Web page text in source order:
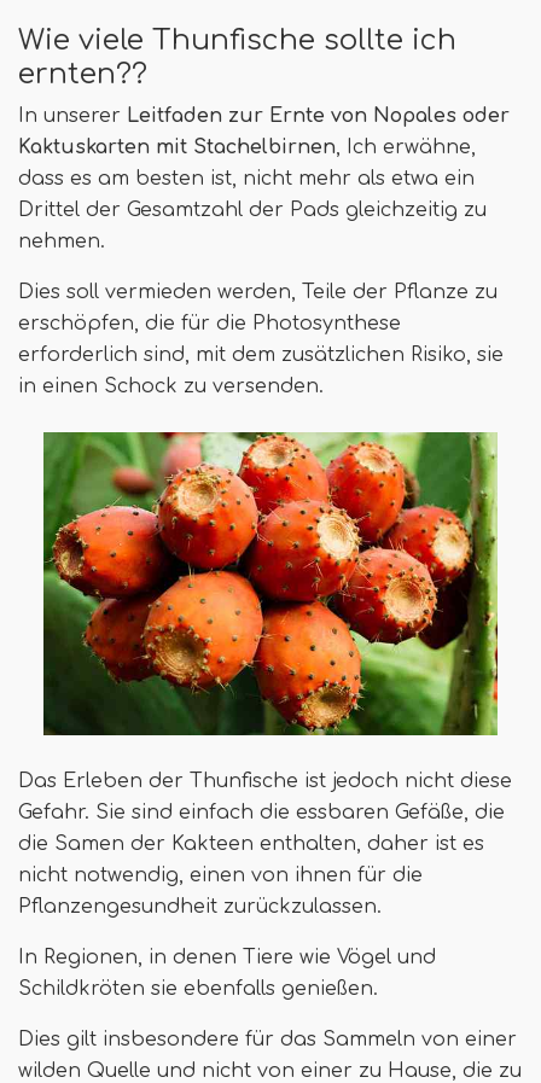
Wie viele Thunfische sollte ich
ernten??
In unserer Leitfaden zur Ernte von Nopales oder
Kaktuskarten mit Stachelbirnen, Ich erwähne,
dass es am besten ist, nicht mehr als etwa ein
Drittel der Gesamtzahl der Pads gleichzeitig zu
nehmen.
Dies soll vermieden werden, Teile der Pflanze zu
erschöpfen, die für die Photosynthese
erforderlich sind, mit dem zusätzlichen Risiko, sie
in einen Schock zu versenden.
Das Erleben der Thunfische ist jedoch nicht diese
Gefahr. Sie sind einfach die essbaren Gefäße, die
die Samen der Kakteen enthalten, daher ist es
nicht notwendig, einen von ihnen für die
Pflanzengesundheit zurückzulassen.
In Regionen, in denen Tiere wie Vögel und
Schildkröten sie ebenfalls genießen.
Dies gilt insbesondere für das Sammeln von einer
wilden Quelle und nicht von einer zu Hause, die zu